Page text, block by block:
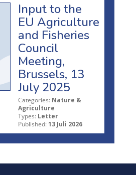
Input to the
EU Agriculture
and Fisheries
Council
Meeting,
Brussels, 13
July 2025
Categories: Nature &
Agriculture
Types: Letter
Published: 13 Juli 2026